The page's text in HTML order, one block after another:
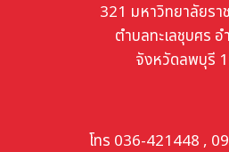
321 มหาวิทยาลัยรา
ตำบลทะเลชุบศร อ
จังหวัดลพบุรี
โทร 036-421448 ,